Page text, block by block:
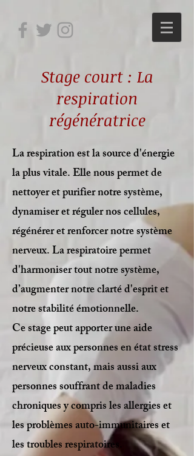
Stage court : La
respiration
régénératrice
La respiration est la source d'énergie
la plus vitale. Elle nous permet de
nettoyer et purifier notre système,
dynamiser et réguler nos cellules,
régénérer et renforcer notre système
nerveux. La respiratoire permet
d'harmoniser tout notre système,
d’augmenter notre clarté d'esprit et
notre stabilité émotionnelle.
Ce stage peut apporter une aide
précieuse aux personnes en état stress
nerveux constant, mais aussi aux
personnes souffrant de maladies
chroniques y compris les allergies et
les problèmes auto-immunitaires et
les troubles respiratoires.